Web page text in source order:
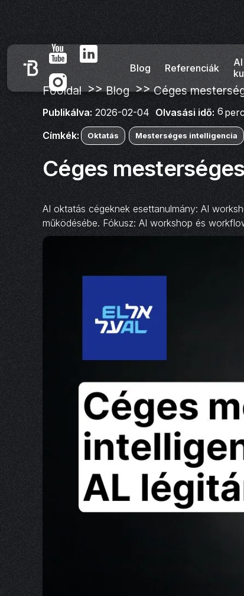
Blog Referenciák
AI
Főoldal >> Blog >> Céges
Publikálva: 2026-02-04 Olvasási idő: 6 perc
Címkék:
Oktatás Mesterséges intelligencia
Céges
AI oktatás cégeknek esettanulmány: AI
működésébe. Fókusz: AI workshop és